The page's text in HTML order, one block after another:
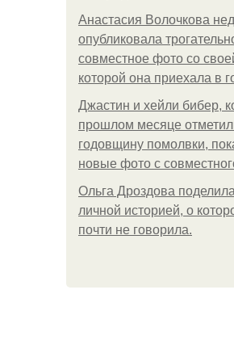
Анастасия Волочкова
опубликовала
совместное фото со
которой она приехала в
Джастин и хейли бибер,
прошлом месяце
годовщину помолвки,
новые фото с
Ольга Дроздова
личной историей, о
почти не говорила.